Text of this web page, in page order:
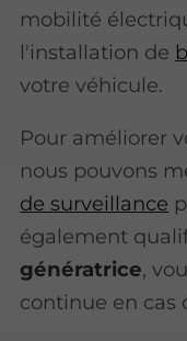
mobilité
l'installation de
votre véhicule.
Pour améliorer
nous pouvons
de surveillance
également
génératrice,
continue en cas